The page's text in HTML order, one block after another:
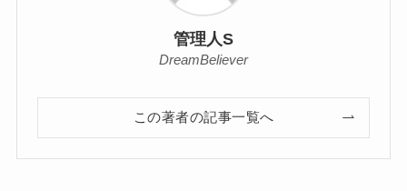
管理人S
DreamBeliever
この著者の記事一覧へ